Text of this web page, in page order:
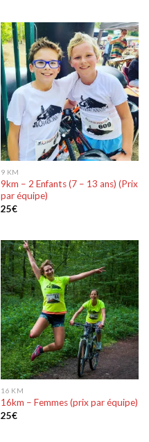
9 KM
9km – 2 Enfants (7 – 13 ans) (Prix
par équipe)
25€
16 KM
16km – Femmes (prix par équipe)
25€